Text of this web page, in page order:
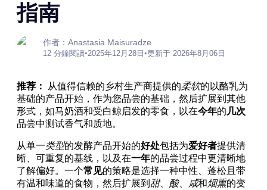
指南
作者：Anastasia Maisuradze
12 分鐘閱讀•2025年12月28日 •更新于 2026年8月06日
推荐： 从值得信赖的乡村生产商提供的柔软的以酪乳为
基础的产品开始，作为您品尝的基础，然后扩展到其他
形式，如马奶酒和受白鲸启发的零食，以在今年的 几次
品尝中测试香气和质地。
从单一类型的发酵产品开始的好处包括为爱好者提供清
晰、可重复的基线，以及在一年的品尝过程中更清晰地
了解偏好。一个常见的策略是选择一种中性、蓬松且带
有温和味道的食物，然后扩展到 甜、 酸、 咸和烟熏的变